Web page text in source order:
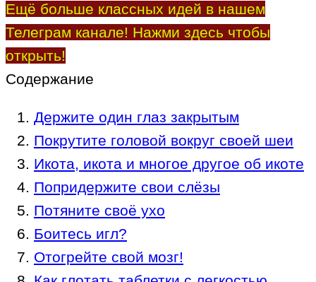
Ещё больше классных идей в нашем
Телеграм канале! Нажми здесь чтобы
открыть!
Содержание
Держите один глаз закрытым
Покрутите головой вокруг своей шеи
Икота, икота и многое другое об икоте
Попридержите свои слёзы
Потяните своё ухо
Боитесь игл?
Отогрейте свой мозг!